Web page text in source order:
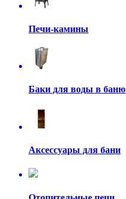
Печи-камины
Баки для воды в баню
Аксессуары для бани